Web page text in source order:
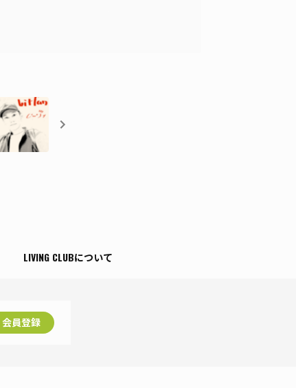
LIVING CLUBについて
会員登録